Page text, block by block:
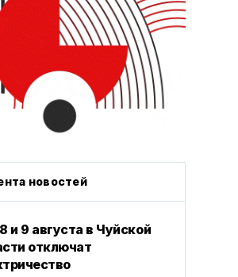
новостей
и 9 августа в Чуйской
отключат